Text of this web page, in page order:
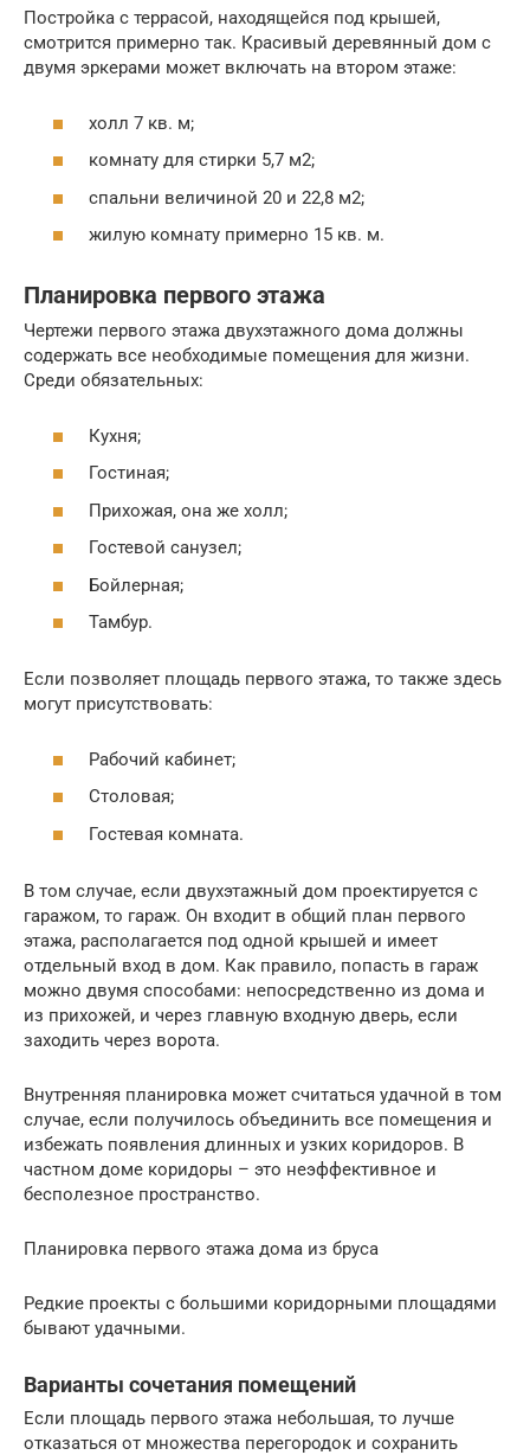
Постройка с террасой, находящейся под крышей,
смотрится примерно так. Красивый деревянный дом с
двумя эркерами может включать на втором этаже:
холл 7 кв. м;
комнату для стирки 5,7 м2;
спальни величиной 20 и 22,8 м2;
жилую комнату примерно 15 кв. м.
Планировка первого этажа
Чертежи первого этажа двухэтажного дома должны
содержать все необходимые помещения для жизни.
Среди обязательных:
Кухня;
Гостиная;
Прихожая, она же холл;
Гостевой санузел;
Бойлерная;
Тамбур.
Если позволяет площадь первого этажа, то также здесь
могут присутствовать:
Рабочий кабинет;
Столовая;
Гостевая комната.
В том случае, если двухэтажный дом проектируется с
гаражом, то гараж. Он входит в общий план первого
этажа, располагается под одной крышей и имеет
отдельный вход в дом. Как правило, попасть в гараж
можно двумя способами: непосредственно из дома и
из прихожей, и через главную входную дверь, если
заходить через ворота.
Внутренняя планировка может считаться удачной в том
случае, если получилось объединить все помещения и
избежать появления длинных и узких коридоров. В
частном доме коридоры – это неэффективное и
бесполезное пространство.
Планировка первого этажа дома из бруса
Редкие проекты с большими коридорными площадями
бывают удачными.
Варианты сочетания помещений
Если площадь первого этажа небольшая, то лучше
отказаться от множества перегородок и сохранить